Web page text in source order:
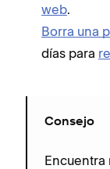
web.
Borra una
días para
Consejo
Encuentra